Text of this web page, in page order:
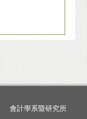
會計學系暨研究所